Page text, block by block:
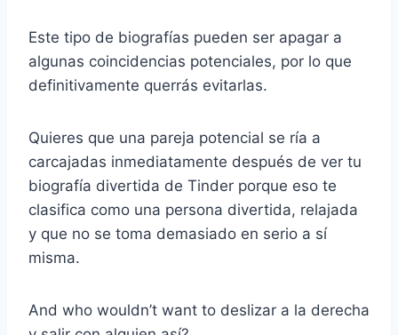
Este tipo de biografías pueden ser apagar a
algunas coincidencias potenciales, por lo que
definitivamente querrás evitarlas.
Quieres que una pareja potencial se ría a
carcajadas inmediatamente después de ver tu
biografía divertida de Tinder porque eso te
clasifica como una persona divertida, relajada
y que no se toma demasiado en serio a sí
misma.
And who wouldn’t want to deslizar a la derecha